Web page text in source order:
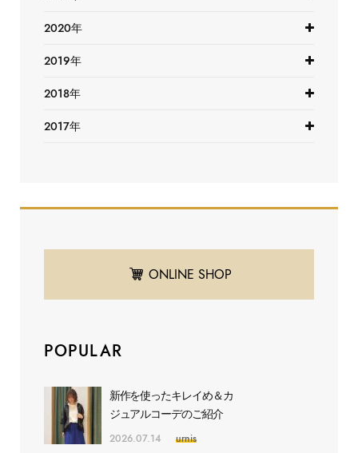
2020年
2019年
2018年
2017年
ONLINE SHOP
POPULAR
新作を使ったキレイめ＆カ
ジュアルコーデのご紹介
2026.07.14 urnis